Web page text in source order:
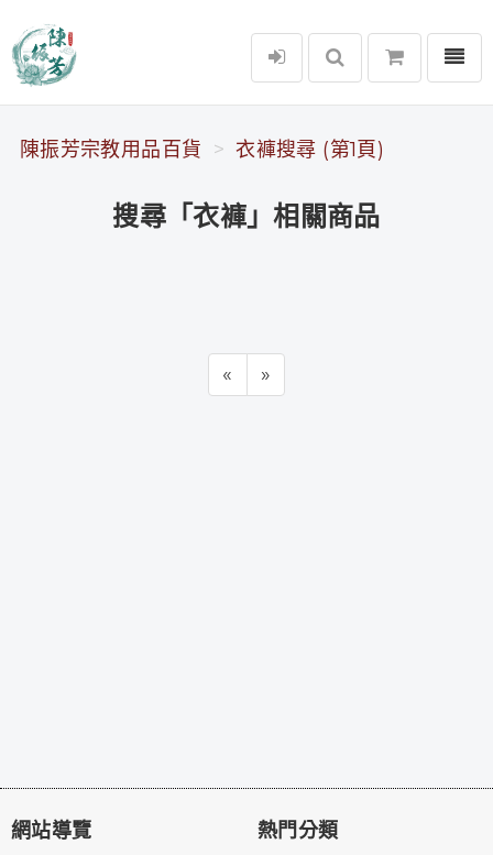
陳振芳宗教用品百貨
選單
陳振芳宗教用品百貨 衣褲搜尋 (第1頁)
搜尋「衣褲」相關商品
« »
網站導覽 熱門分類